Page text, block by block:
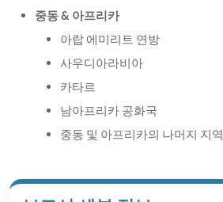
중동 & 아프리카
아랍 에미리트 연방
사우디아라비아
카타르
남아프리카 공화국
중동 및 아프리카의 나머지 지역